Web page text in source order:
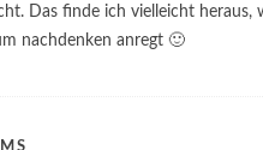
Das finde ich vielleicht heraus,
nachdenken anregt 🙂